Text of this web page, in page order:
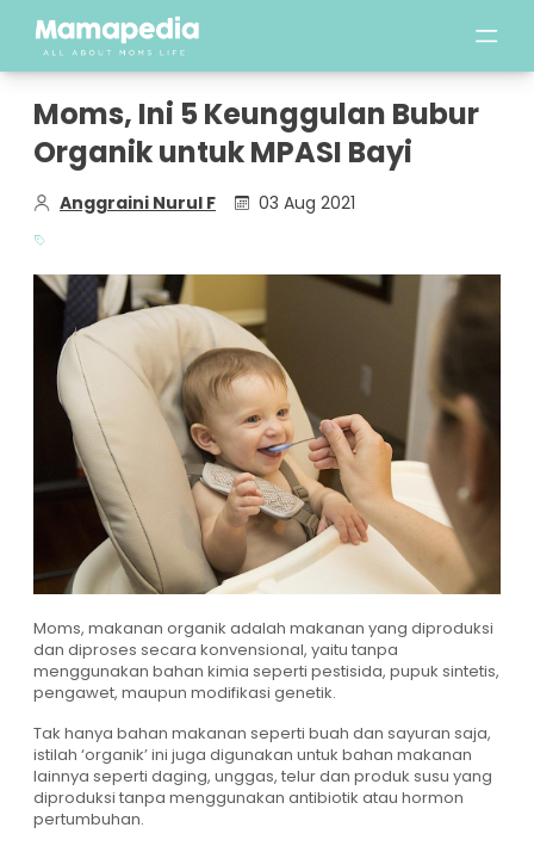
Moms, Ini 5 Keunggulan Bubur
Organik untuk MPASI Bayi
Anggraini Nurul F 03 Aug 2021
Moms, makanan organik adalah makanan yang diproduksi
dan diproses secara konvensional, yaitu tanpa
menggunakan bahan kimia seperti pestisida, pupuk sintetis,
pengawet, maupun modifikasi genetik.
Tak hanya bahan makanan seperti buah dan sayuran saja,
istilah ‘organik’ ini juga digunakan untuk bahan makanan
lainnya seperti daging, unggas, telur dan produk susu yang
diproduksi tanpa menggunakan antibiotik atau hormon
pertumbuhan.